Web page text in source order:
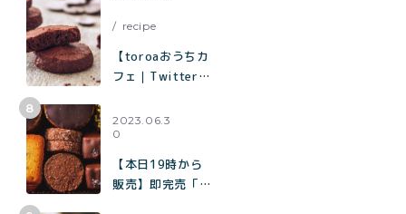
recipe
【toroaおうちカ
フェ｜Twitterで
題】混ぜて焼くだ
けで作れる生チョ
コみたいなクッキ
ー「濃厚チョコク
ッキー」の作り方
2023.06.3
0
【本日19時から
販売】即完売「チ